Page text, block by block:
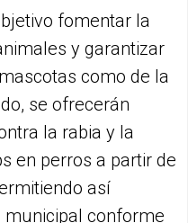
fomentar la
y garantizar
como de la
se ofrecerán
la rabia y la
en perros a partir de
así
municipal conforme